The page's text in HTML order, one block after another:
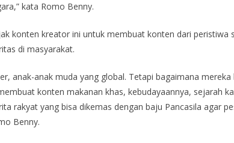
kata Romo Benny.
konten kreator ini untuk membuat konten dari peristiwa
di masyarakat.
anak-anak muda yang global. Tetapi bagaimana
konten makanan khas, kebudayaannya, sejarah
rakyat yang bisa dikemas dengan baju Pancasila agar
Benny.